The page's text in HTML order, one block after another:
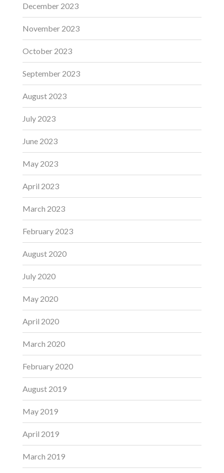
December 2023
November 2023
October 2023
September 2023
August 2023
July 2023
June 2023
May 2023
April 2023
March 2023
February 2023
August 2020
July 2020
May 2020
April 2020
March 2020
February 2020
August 2019
May 2019
April 2019
March 2019